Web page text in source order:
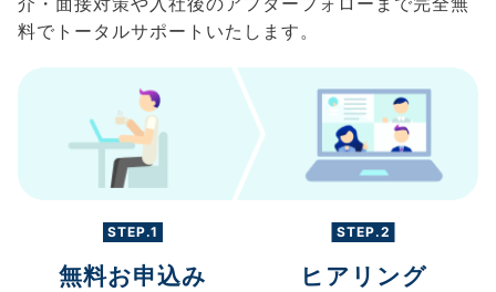
料でトータルサポートいたします。
STEP.1
無料お申込み
STEP.2
ヒアリング